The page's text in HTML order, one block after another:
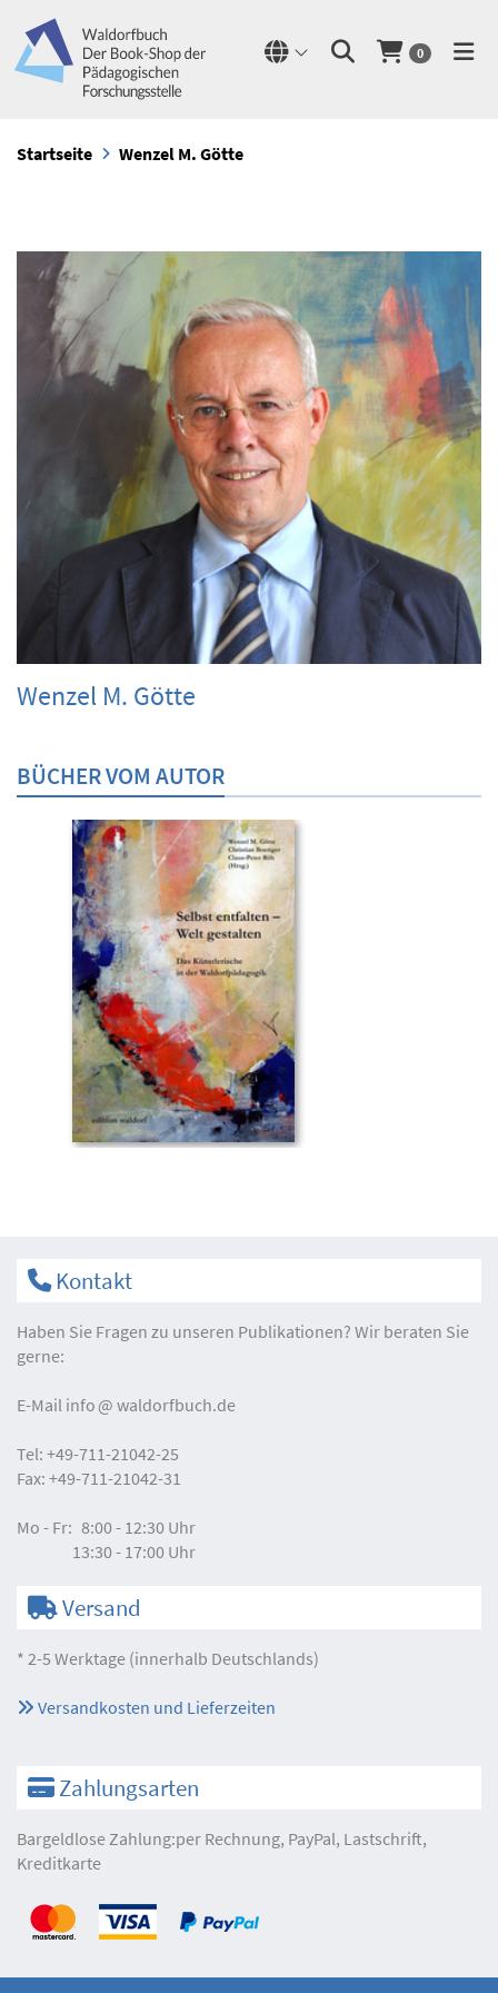
0
Startseite Wenzel M. Götte
Wenzel M. Götte
BÜCHER VOM AUTOR
Kontakt
Haben Sie Fragen zu unseren Publikationen? Wir beraten Sie
gerne:
E-Mail info waldorfbuch.de
Tel: +49-711-21042-25
Fax: +49-711-21042-31
Mo - Fr: 8:00 - 12:30 Uhr
13:30 - 17:00 Uhr
Versand
* 2-5 Werktage (innerhalb Deutschlands)
Versandkosten und Lieferzeiten
Zahlungsarten
Bargeldlose Zahlung:per Rechnung, PayPal, Lastschrift,
Kreditkarte